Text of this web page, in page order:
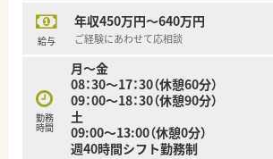
給与
年収450万円～640万円
ご経験にあわせて応相談
勤務
時間
月～金
08：30～17：30（休憩60分）
09：00～18：30（休憩90分）
土
09:00～13:00（休憩0分）
週40時間シフト勤務制